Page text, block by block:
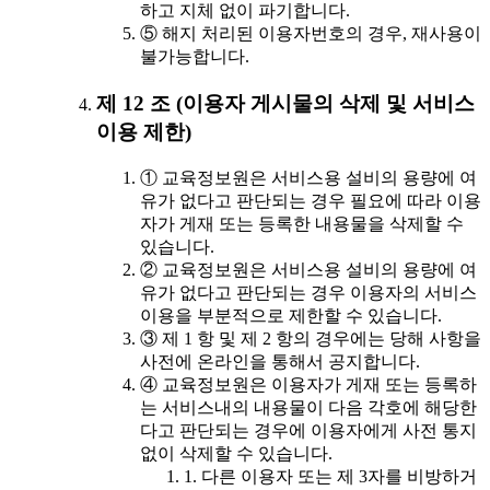
하고 지체 없이 파기합니다.
⑤ 해지 처리된 이용자번호의 경우, 재사용이
불가능합니다.
제 12 조 (이용자 게시물의 삭제 및 서비스
이용 제한)
① 교육정보원은 서비스용 설비의 용량에 여
유가 없다고 판단되는 경우 필요에 따라 이용
자가 게재 또는 등록한 내용물을 삭제할 수
있습니다.
② 교육정보원은 서비스용 설비의 용량에 여
유가 없다고 판단되는 경우 이용자의 서비스
이용을 부분적으로 제한할 수 있습니다.
③ 제 1 항 및 제 2 항의 경우에는 당해 사항을
사전에 온라인을 통해서 공지합니다.
④ 교육정보원은 이용자가 게재 또는 등록하
는 서비스내의 내용물이 다음 각호에 해당한
다고 판단되는 경우에 이용자에게 사전 통지
없이 삭제할 수 있습니다.
1. 다른 이용자 또는 제 3자를 비방하거